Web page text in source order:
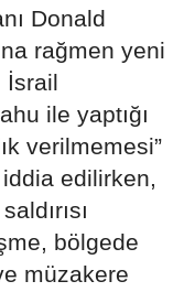
Donald
rağmen yeni
İsrail
ile yaptığı
verilmemesi”
edilirken,
bölgede
müzakere